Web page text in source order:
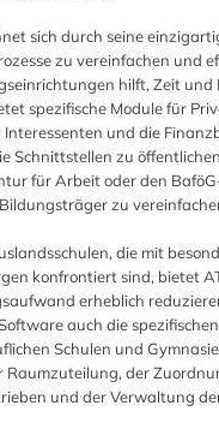
sich durch seine
zu vereinfachen und
hilft, Zeit und
spezifische Module für
und die
Schnittstellen zu
für Arbeit oder den
zu
die mit
konfrontiert sind, bietet
erheblich
auch die
Schulen und
Raumzuteilung, der
und der Verwaltung